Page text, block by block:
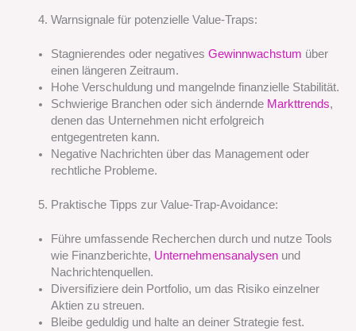
Warnsignale für potenzielle Value-Traps:
Stagnierendes oder negatives Gewinnwachstum über
einen längeren Zeitraum.
Hohe Verschuldung und mangelnde finanzielle Stabilität.
Schwierige Branchen oder sich ändernde Markttrends,
denen das Unternehmen nicht erfolgreich
entgegentreten kann.
Negative Nachrichten über das Management oder
rechtliche Probleme.
Praktische Tipps zur Value-Trap-Avoidance:
Führe umfassende Recherchen durch und nutze Tools
wie Finanzberichte, Unternehmensanalysenund
Nachrichtenquellen.
Diversifiziere dein Portfolio, um das Risiko einzelner
Aktien zu streuen.
Bleibe geduldig und halte an deiner Strategie fest.